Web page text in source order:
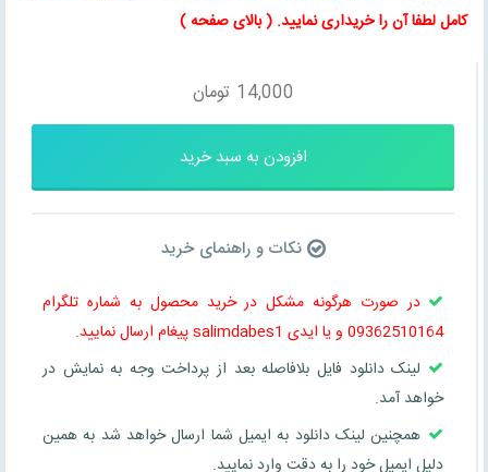
کامل لطفا آن را خریداری نمایید. (بالای صفحه)
14,000 تومان
افزودن به سبد خرید
نکات و راهنمای خرید
در صورت هرگونه مشکل در خرید محصول به شماره تلگرام
09362510164 و یا ایدی salimdabes1 پیغام ارسال نمایید.
لینک دانلود فایل بلافاصله بعد از پرداخت وجه به نمایش در
خواهد آمد.
همچنین لینک دانلود به ایمیل شما ارسال خواهد شد به همین
دلیل ایمیل خود را به دقت وارد نمایید.